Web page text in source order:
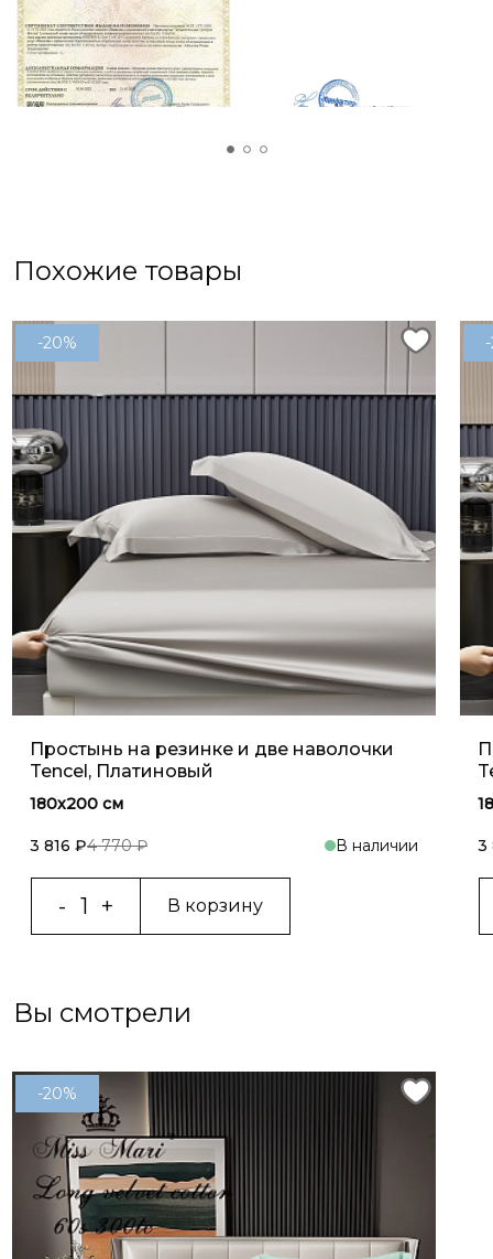
мамы или бабушки. Яркие и живые цвета, а
также приятная на ощупь ткань не оставят
равнодушными ваших близких. В дополнение к
простыне можно выбрать набор наволочек
комплект для спальни.
Похожие товары
-20%
Простынь на резинке и две наволочки
Tencel, Платиновый
180x200 см
3 816 ₽4 770 ₽ В наличии
В корзину
3
Вы смотрели
-20%